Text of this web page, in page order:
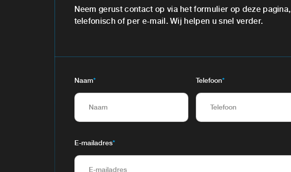
Neem gerust contact op via het formulier op deze pagina,
telefonisch of per e-mail. Wij helpen u snel verder.
Naam* Telefoon*
E-mailadres*